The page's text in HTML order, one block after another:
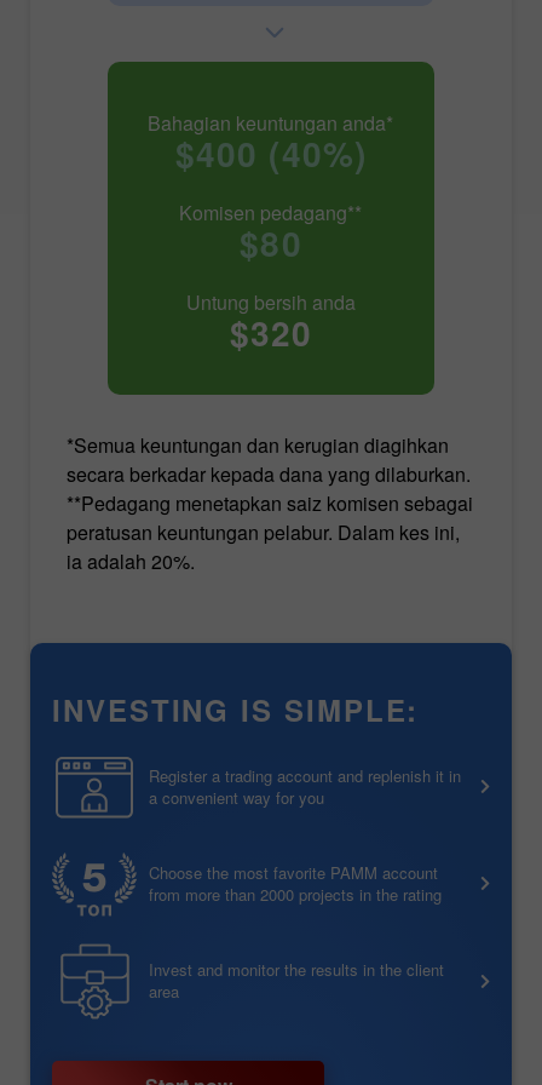
Bahagian keuntungan anda*
$400 (40%)
Komisen pedagang**
$80
Untung bersih anda
$320
*Semua keuntungan dan kerugian diagihkan
secara berkadar kepada dana yang dilaburkan.
**Pedagang menetapkan saiz komisen sebagai
peratusan keuntungan pelabur. Dalam kes ini,
ia adalah 20%.
INVESTING IS SIMPLE:
Register a trading account and replenish it in
a convenient way for you
Choose the most favorite PAMM account
from more than 2000 projects in the rating
Invest and monitor the results in the client
area